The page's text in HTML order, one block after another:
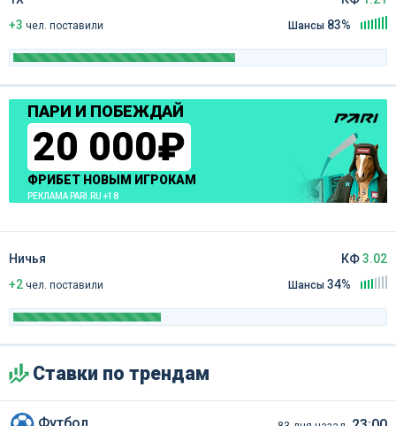
+3 чел. поставили Шансы 83%
ПАРИ И ПОБЕЖДАЙ
20 000₽
ФРИБЕТ НОВЫМ ИГРОКАМ
РЕКЛАМА PARI.RU +18
Ничья
+2 чел. поставили
КФ3.02
Шансы 34%
Ставки по трендам